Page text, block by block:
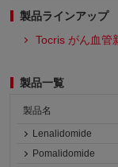
製品ラインアップ
Tocris がん血管
製品一覧
製品名
Lenalidomide
Pomalidomide